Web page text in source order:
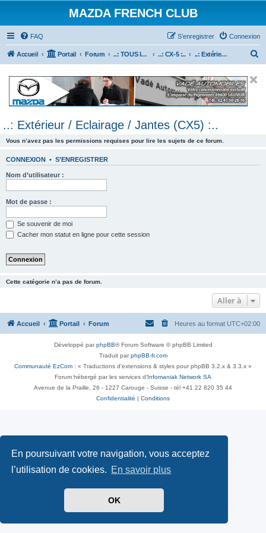
En poursuivant votre navigation, vous acceptez
l’utilisation de cookies. En savoir plus
OK
MAZDA FRENCH CLUB
FAQ Connexion
S’enregistrer
Accueil Portail Forum ..: TOUS les Véhicules MAZDA :.. ..: CX-5 :.. ..: Extérieur / Eclairage / Jantes (CX5) :..
e
..: Extérieur / Eclairage / Jantes (CX5) :..
Vous n’avez pas les permissions requises pour lire les sujets de ce forum.
CONNEXION • S’ENREGISTRER
Nom d’utilisateur :
Mot de passe :
Se souvenir de moi
Cacher mon statut en ligne pour cette session
Cette catégorie n’a pas de forum.
Aller à
Accueil Portail Forum Heures au format UTC+02:00
Développé parphpBB® Forum Software © phpBB Limited
Traduit parphpBB-fr.com
Communauté EzCom : « Traductions d'extensions & styles pour phpBB 3.2.x & 3.3.x »
Forum hébergé par les services d’ Infomaniak Network SA
Avenue de la Praille, 26 - 1227 Carouge - Suisse - tél +41 22 820 35 44
Confidentialité
Conditions